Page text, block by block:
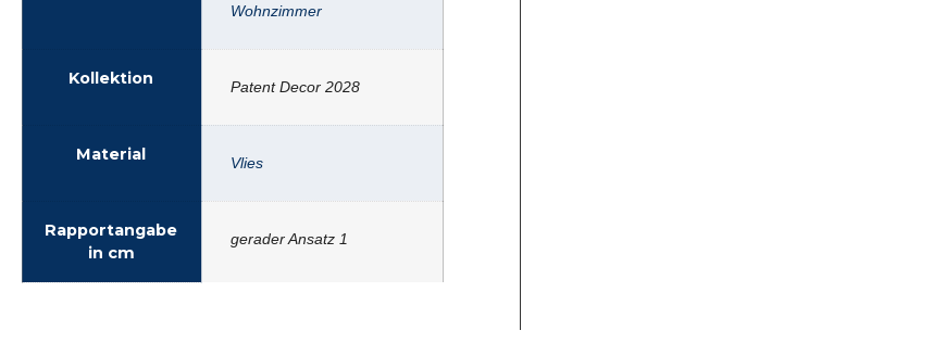
Wohnzimmer
Kollektion Patent Decor 2028
Material Vlies
Rapportangabe
in cm
gerader Ansatz 1